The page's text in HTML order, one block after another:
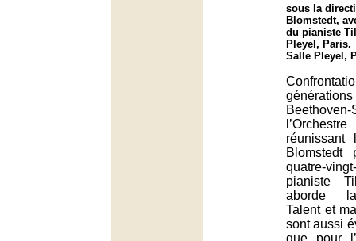
sous la
Blomstedt,
du pianiste
Pleyel, Paris.
Salle Pleyel,
réunissant
Blomstedt
quatre-
pianiste
aborde
Talent et
sont aussi
que pour